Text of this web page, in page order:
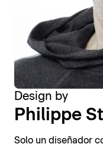
Design by
Philippe
Solo un diseñador